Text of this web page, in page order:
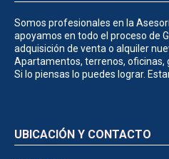
Somos profesionales en la
apoyamos en todo el proceso de
adquisición de venta o alquiler
Apartamentos, terrenos, oficinas,
Si lo piensas lo puedes lograr.
UBICACIÓN Y CONTACTO